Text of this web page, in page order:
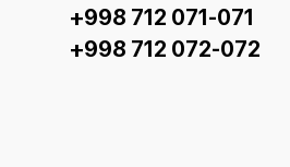
+998 712 071-071
+998 712 072-072